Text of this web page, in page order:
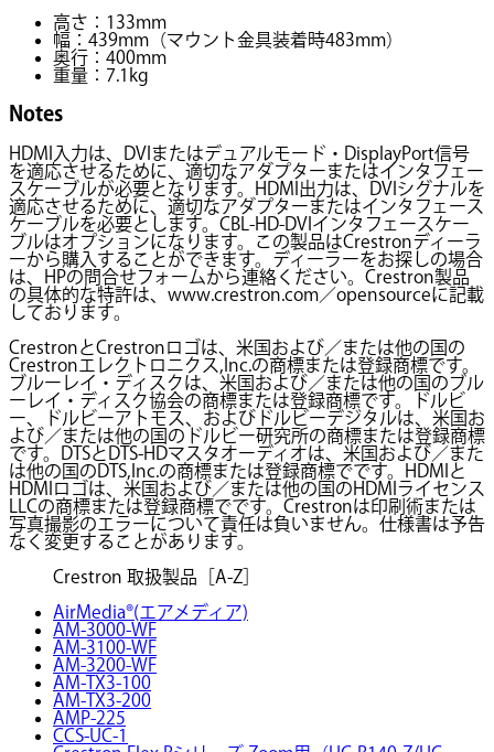
高さ：133mm
幅：439mm（マウント金具装着時483mm）
奥行：400mm
重量：7.1kg
Notes
HDMI入力は、DVIまたはデュアルモード・DisplayPort信号
を適応させるために、適切なアダプターまたはインタフェー
スケーブルが必要となります。HDMI出力は、DVIシグナルを
適応させるために、適切なアダプターまたはインタフェース
ケーブルを必要とします。CBL-HD-DVIインタフェースケー
ブルはオプションになります。この製品はCrestronディーラ
ーから購入することができます。ディーラーをお探しの場合
は、HPの問合せフォームから連絡ください。Crestron製品
の具体的な特許は、www.crestron.com／opensourceに記載
しております。
CrestronとCrestronロゴは、米国および／または他の国の
Crestronエレクトロニクス,Inc.の商標または登録商標です。
ブルーレイ・ディスクは、米国および／または他の国のブル
ーレイ・ディスク協会の商標または登録商標です。ドルビ
ー、ドルビーアトモス、およびドルビーデジタルは、米国お
よび／または他の国のドルビー研究所の商標または登録商標
です。DTSとDTS-HDマスタオーディオは、米国および／また
は他の国のDTS,Inc.の商標または登録商標でです。HDMIと
HDMIロゴは、米国および／または他の国のHDMIライセンス
LLCの商標または登録商標でです。Crestronは印刷術または
写真撮影のエラーについて責任は負いません。仕様書は予告
なく変更することがあります。
Crestron 取扱製品［A-Z］
AirMedia®(エアメディア)
AM-3000-WF
AM-3100-WF
AM-3200-WF
AM-TX3-100
AM-TX3-200
AMP-225
CCS-UC-1